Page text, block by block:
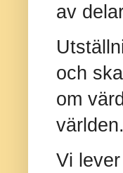
av
och
om
Vi